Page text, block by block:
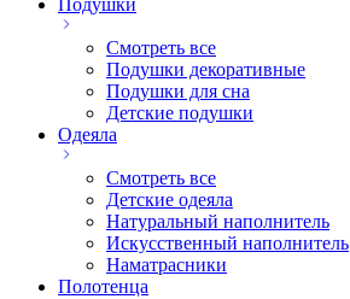
Подушки
Смотреть все
Подушки декоративные
Подушки для сна
Детские подушки
Одеяла
Смотреть все
Детские одеяла
Натуральный наполнитель
Искуcственный наполнитель
Наматрасники
Полотенца